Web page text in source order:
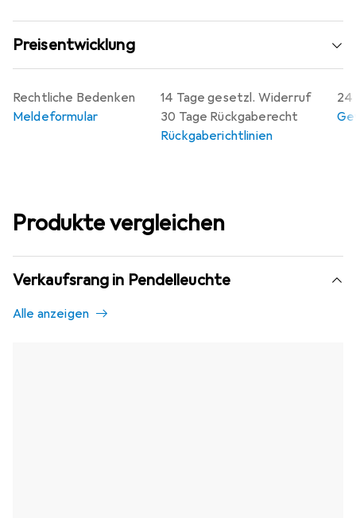
Preisentwicklung
14 Tage gesetzl. Widerruf
30 Tage Rückgaberecht
Rückgaberichtlinien
24
Rechtliche Bedenken
Meldeformular
Produkte vergleichen
Verkaufsrang in Pendelleuchte
Alle anzeigen